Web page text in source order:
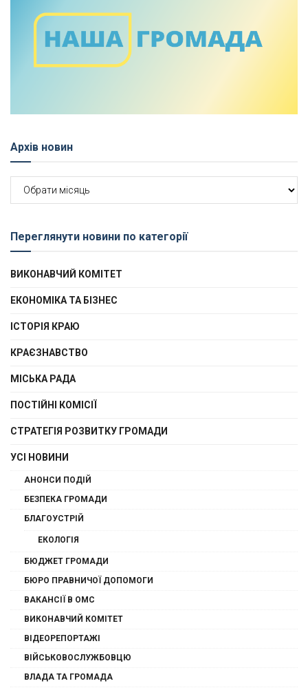
Архів новин
новин
Переглянути новини по категорії
ВИКОНАВЧИЙ КОМІТЕТ
ЕКОНОМІКА ТА БІЗНЕС
ІСТОРІЯ КРАЮ
КРАЄЗНАВСТВО
МІСЬКА РАДА
ПОСТІЙНІ КОМІСІЇ
СТРАТЕГІЯ РОЗВИТКУ ГРОМАДИ
УСІ НОВИНИ
АНОНСИ ПОДІЙ
БЕЗПЕКА ГРОМАДИ
БЛАГОУСТРІЙ
ЕКОЛОГІЯ
БЮДЖЕТ ГРОМАДИ
БЮРО ПРАВНИЧОЇ ДОПОМОГИ
ВАКАНСІЇ В ОМС
ВИКОНАВЧИЙ КОМІТЕТ
ВІДЕОРЕПОРТАЖІ
ВІЙСЬКОВОСЛУЖБОВЦЮ
ВЛАДА ТА ГРОМАДА